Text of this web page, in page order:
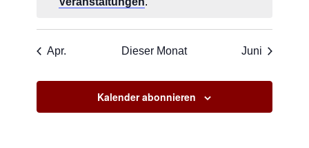
Apr. Dieser Monat Juni
Kalender abonnieren